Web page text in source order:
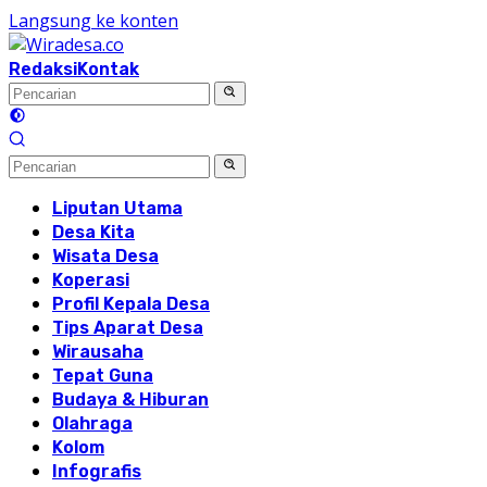
Langsung ke konten
RedaksiKontak
Liputan Utama
Desa Kita
Wisata Desa
Koperasi
Profil Kepala Desa
Tips Aparat Desa
Wirausaha
Tepat Guna
Budaya & Hiburan
Olahraga
Kolom
Infografis